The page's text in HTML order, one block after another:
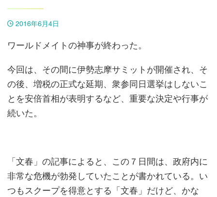
2016年6月4日
ワールドメイトの神事が終わった。
今回は、その間に伊勢志摩サミットが開催され、そ
の後、増税の正式な延期、衆参同日選挙はしないこ
とを安倍首相が表明するなど、重要な決定や行事が
続いた。
「文春」の記事によると、この７日間は、政府内に
非常な危機が勃発していたことが書かれている。い
つもスクープを得意とする「文春」だけど、かな